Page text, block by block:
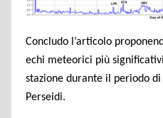
Concludo l’articolo
echi meteorici più
stazione durante il periodo
Perseidi.